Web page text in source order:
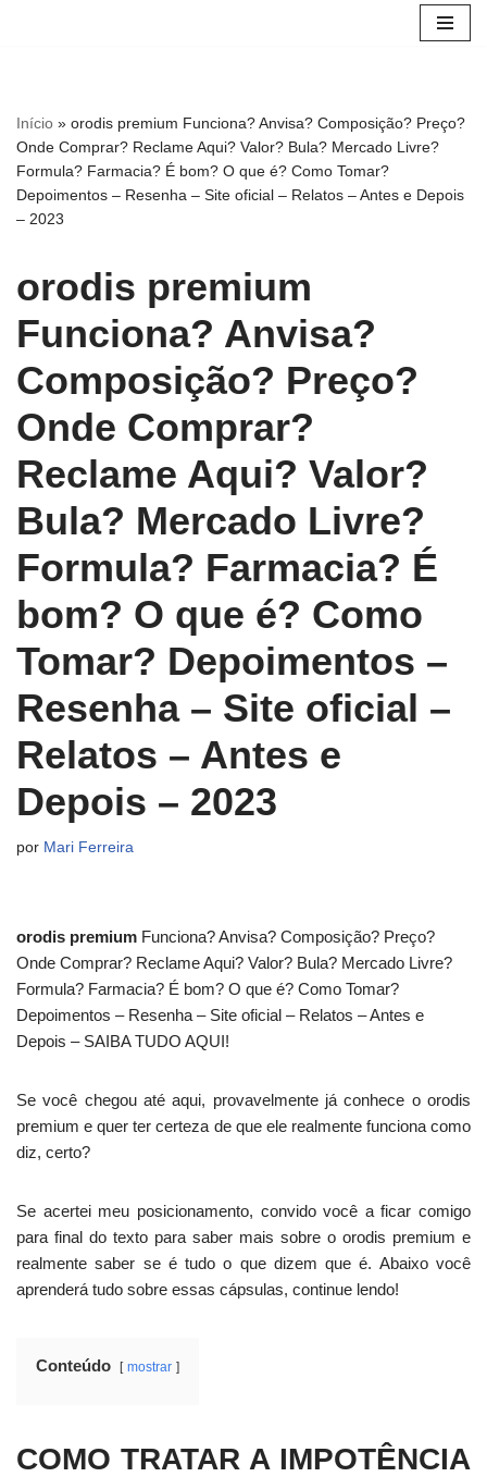
Início » orodis premium Funciona? Anvisa? Composição? Preço?
Onde Comprar? Reclame Aqui? Valor? Bula? Mercado Livre?
Formula? Farmacia? É bom? O que é? Como Tomar?
Depoimentos – Resenha – Site oficial – Relatos – Antes e Depois
– 2023
orodis premium
Funciona? Anvisa?
Composição? Preço?
Onde Comprar?
Reclame Aqui? Valor?
Bula? Mercado Livre?
Formula? Farmacia? É
bom? O que é? Como
Tomar? Depoimentos –
Resenha – Site oficial –
Relatos – Antes e
Depois – 2023
por Mari Ferreira
orodis premium Funciona? Anvisa? Composição? Preço?
Onde Comprar? Reclame Aqui? Valor? Bula? Mercado Livre?
Formula? Farmacia? É bom? O que é? Como Tomar?
Depoimentos – Resenha – Site oficial – Relatos – Antes e
Depois – SAIBA TUDO AQUI!
Se você chegou até aqui, provavelmente já conhece o orodis
premium e quer ter certeza de que ele realmente funciona como
diz, certo?
Se acertei meu posicionamento, convido você a ficar comigo
para final do texto para saber mais sobre o orodis premium e
realmente saber se é tudo o que dizem que é. Abaixo você
aprenderá tudo sobre essas cápsulas, continue lendo!
Conteúdo mostrar
COMO TRATAR A IMPOTÊNCIA